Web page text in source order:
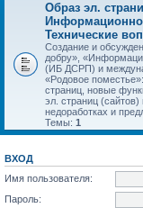
Образ эл.
Технические
Создание и
добру»,
(ИБ ДСРП) и
«Родовое
страниц, новые
эл. страниц
недоработках и
Темы: 1
ВХОД
Имя пользователя:
Пароль: